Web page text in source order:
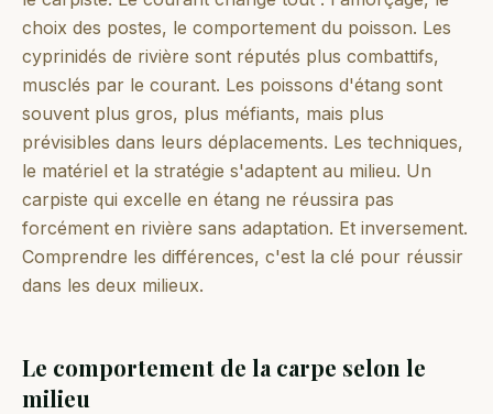
choix des postes, le comportement du poisson. Les
cyprinidés de rivière sont réputés plus combattifs,
musclés par le courant. Les poissons d'étang sont
souvent plus gros, plus méfiants, mais plus
prévisibles dans leurs déplacements. Les techniques,
le matériel et la stratégie s'adaptent au milieu. Un
carpiste qui excelle en étang ne réussira pas
forcément en rivière sans adaptation. Et inversement.
Comprendre les différences, c'est la clé pour réussir
dans les deux milieux.
Le comportement de la carpe selon le
milieu